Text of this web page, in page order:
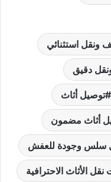
ونقل استثنائي
دقيق
توصيل أثاث
أثاث مضمون
سلس وجودة للعفش
الأثاث الاحترافية